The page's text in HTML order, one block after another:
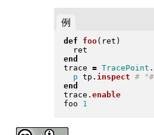
例
def foo( ret )
end
trace = TracePoint .
p tp . inspect
end
trace . enable
foo 1